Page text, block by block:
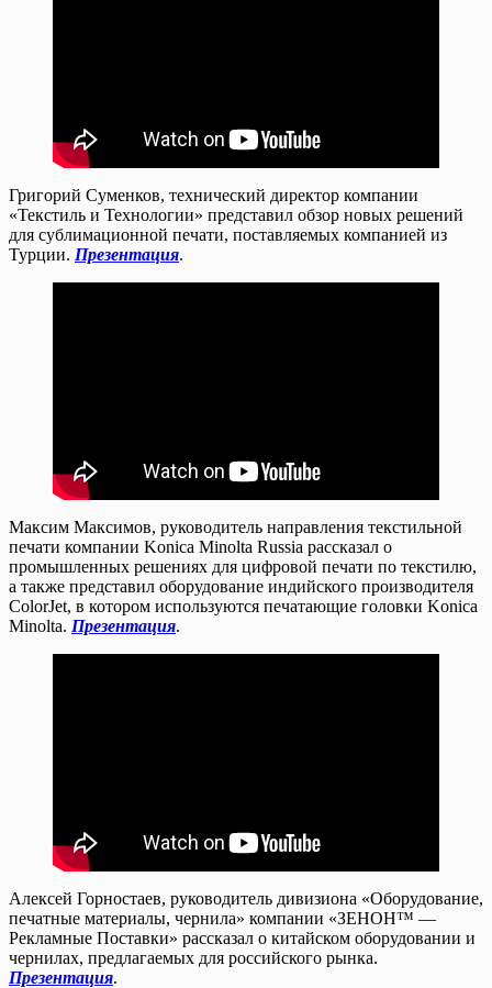
Григорий Суменков, технический директор компании
«Текстиль и Технологии» представил обзор новых решений
для сублимационной печати, поставляемых компанией из
Турции. Презентация.
Максим Максимов, руководитель направления текстильной
печати компании Konica Minolta Russia рассказал о
промышленных решениях для цифровой печати по текстилю,
а также представил оборудование индийского производителя
ColorJet, в котором используются печатающие головки Konica
Minolta. Презентация.
Алексей Горностаев, руководитель дивизиона «Оборудование,
печатные материалы, чернила» компании «ЗЕНОН™ —
Рекламные Поставки» рассказал о китайском оборудовании и
чернилах, предлагаемых для российского рынка.
Презентация.